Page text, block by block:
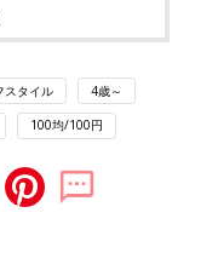
スタイル 4歳～
100均/100円